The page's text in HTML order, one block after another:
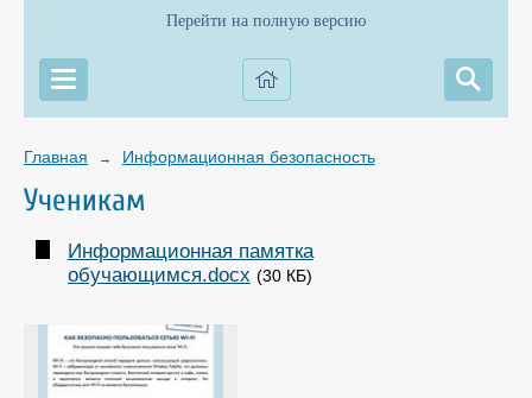
Перейти на полную версию
Главная → Информационная безопасность
Ученикам
Информационная памятка
обучающимся.docx (30 КБ)